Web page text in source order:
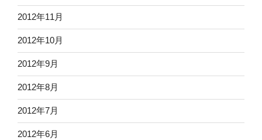
2012年11月
2012年10月
2012年9月
2012年8月
2012年7月
2012年6月